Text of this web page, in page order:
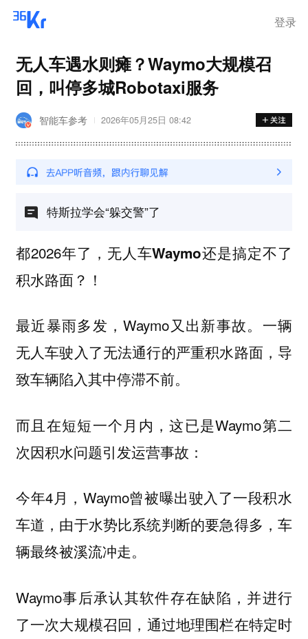
登录
无人车遇水则瘫？Waymo大规模召
回，叫停多城Robotaxi服务
智能车参考 2026年05月25日 08:42
特斯拉学会“躲交警”了
都2026年了， 无人车Waymo还是搞定不了
积水路面？！
最近暴雨多发，Waymo又出新事故。一辆
无人车驶入了无法通行的严重积水路面，导
致车辆陷入其中停滞不前。
而且在短短一个月内，这已是Waymo第二
次因积水问题引发运营事故：
今年4月，Waymo曾被曝出驶入了一段积水
车道，由于水势比系统判断的要急得多，车
辆最终被溪流冲走。
Waymo事后承认其软件存在缺陷，并进行
了一次大规模召回 ，通过地理围栏在特定时